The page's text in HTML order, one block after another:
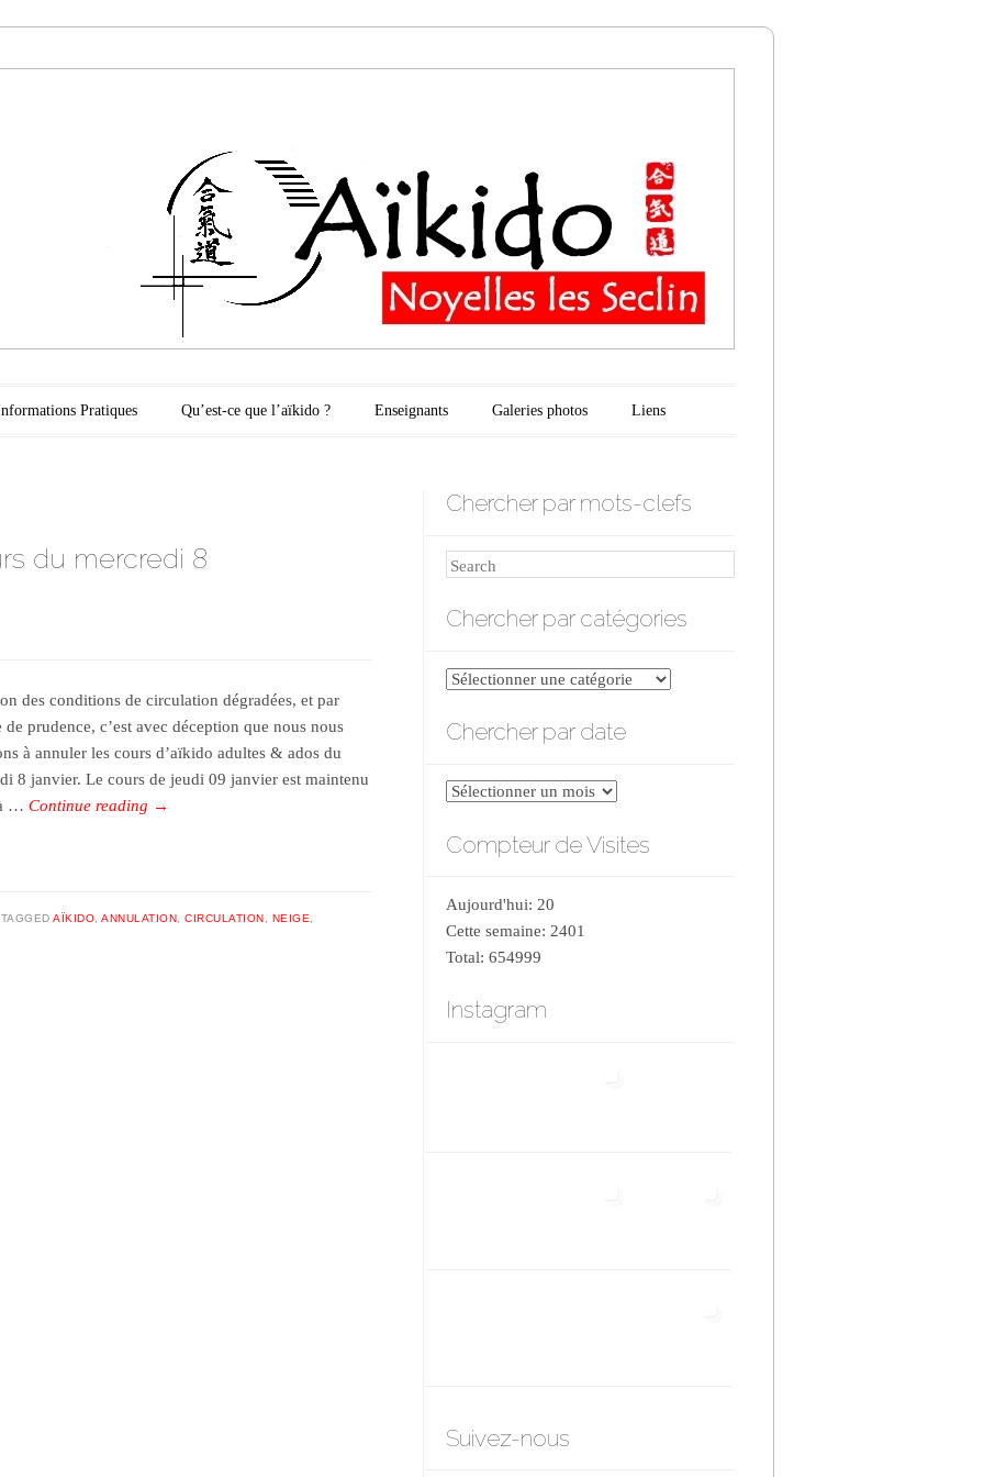
Pratiques Qu’est-ce que l’aïkido ? Enseignants Galeries photos Liens
du mercredi 8
des conditions de circulation dégradées, et par
de prudence, c’est avec déception que nous nous
à annuler les cours d’aïkido adultes & ados du
8 janvier. Le cours de jeudi 09 janvier est maintenu
…Continue reading →
TAGGED AÏKIDO ANNULATION CIRCULATION NEIGE
Chercher par mots-clefs
Search
Chercher par catégories
Chercher
catégories
Chercher par date
Chercher
date
Compteur de Visites
Aujourd'hui: 20
Cette semaine: 2401
Total: 654999
Instagram
Suivez-nous